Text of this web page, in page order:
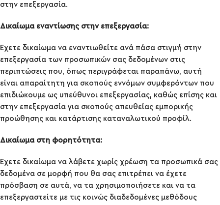
στην επεξεργασία.
Δικαίωμα εναντίωσης στην επεξεργασία:
Έχετε δικαίωμα να εναντιωθείτε ανά πάσα στιγμή στην
επεξεργασία των προσωπικών σας δεδομένων στις
περιπτώσεις που, όπως περιγράφεται παραπάνω, αυτή
είναι απαραίτητη για σκοπούς εννόμων συμφερόντων που
επιδιώκουμε ως υπεύθυνοι επεξεργασίας, καθώς επίσης και
στην επεξεργασία για σκοπούς απευθείας εμπορικής
προώθησης και κατάρτισης καταναλωτικού προφίλ.
Δικαίωμα στη φορητότητα:
Έχετε δικαίωμα να λάβετε χωρίς χρέωση τα προσωπικά σας
δεδομένα σε μορφή που θα σας επιτρέπει να έχετε
πρόσβαση σε αυτά, να τα χρησιμοποιήσετε και να τα
επεξεργαστείτε με τις κοινώς διαδεδομένες μεθόδους